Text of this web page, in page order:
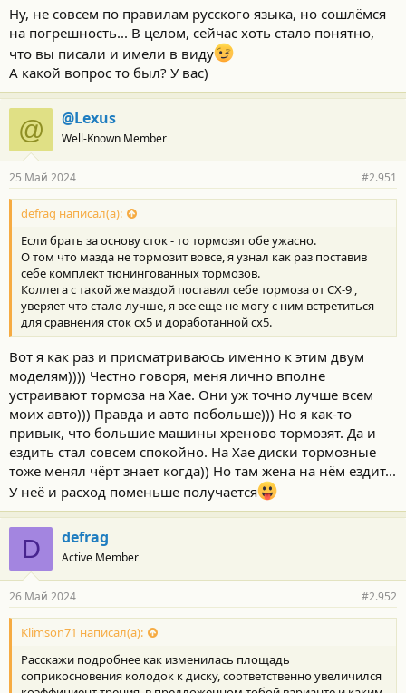
Ну, не совсем по правилам русского языка, но сошлёмся
на погрешность... В целом, сейчас хоть стало понятно,
что вы писали и имели в виду
А какой вопрос то был? У вас)
@ @Lexus
Well-Known Member
25 Май 2024 #2.951
defrag написал(а):
Если брать за основу сток - то тормозят обе ужасно.
О том что мазда не тормозит вовсе, я узнал как раз поставив
себе комплект тюнингованных тормозов.
Коллега с такой же маздой поставил себе тормоза от СХ-9 ,
уверяет что стало лучше, я все еще не могу с ним встретиться
для сравнения сток сх5 и доработанной сх5.
Вот я как раз и присматриваюсь именно к этим двум
моделям)))) Честно говоря, меня лично вполне
устраивают тормоза на Хае. Они уж точно лучше всем
моих авто))) Правда и авто побольше))) Но я как-то
привык, что большие машины хреново тормозят. Да и
ездить стал совсем спокойно. На Хае диски тормозные
тоже менял чёрт знает когда)) Но там жена на нём ездит...
У неё и расход поменьше получается
D defrag
Active Member
26 Май 2024 #2.952
Klimson71 написал(а):
Расскажи подробнее как изменилась площадь
соприкосновения колодок к диску, соответственно увеличился